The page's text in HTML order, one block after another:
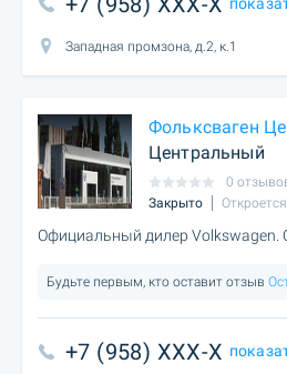
Западная промзона, д.2, к.1
Фольксваген
Центральный
0
Закрыто
Официальный дилер Volkswagen.
Будьте первым, кто оставит отзыв
+7 (958) XXX-X